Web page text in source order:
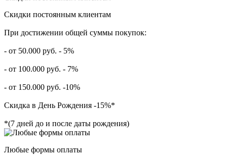
Скидки постоянным клиентам
При достижении общей суммы покупок:
- от 50.000 руб. - 5%
- от 100.000 руб. - 7%
- от 150.000 руб. -10%
Скидка в День Рождения -15%*
*(7 дней до и после даты рождения)
Любые формы оплаты